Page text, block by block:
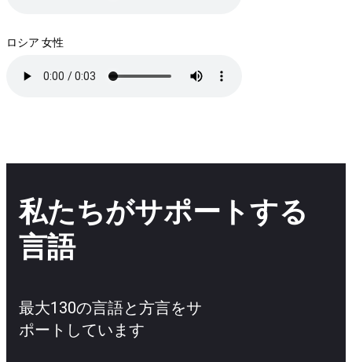
ロシア 女性
私たちがサポートする
言語
最大130の言語と方言をサ
ポートしています